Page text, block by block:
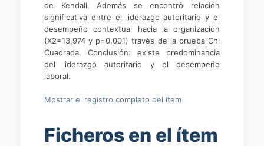
de Kendall. Además se encontró relación
significativa entre el liderazgo autoritario y el
desempeño contextual hacia la organización
(X2=13,974 y p=0,001) través de la prueba Chi
Cuadrada. Conclusión: existe predominancia
del liderazgo autoritario y el desempeño
laboral.
Mostrar el registro completo del ítem
Ficheros en el ítem